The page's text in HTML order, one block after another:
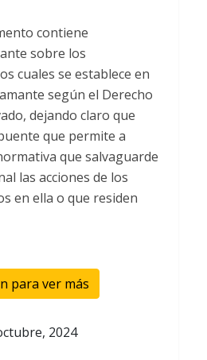
contiene
sobre los
cuales se establece en
según el Derecho
dejando claro que
que permite a
que salvaguarde
las acciones de los
en ella o que residen
para ver más
2024